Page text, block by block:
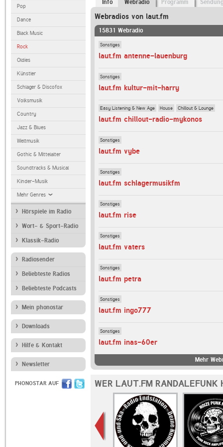
Pop
Dance
Black Music
Rock
Oldies
Künstler
Schlager & Discofox
Volksmusik
Country
Jazz & Blues
Weltmusik
Gothic & Mittelalter
Soundtracks & Musical
Kinder-Musik
Mehr Genres
Hörspiele im Radio
Wort- & Sport-Radio
Klassik-Radio
Radiosender
Beliebteste Radios
Beliebteste Podcasts
Mein phonostar
Downloads
Hilfe & Kontakt
Newsletter
PHONOSTAR AUF
Info Webradio Programm
Webradios von laut.fm
15831 Webradio
Sonstiges
laut.fm antenne-lauenburg
Sonstiges
laut.fm kultur-mit-harry
Easy Listening & New Age House Chillout & Lounge
laut.fm chillout-radio-mykonos
Sonstiges
laut.fm vybe
Sonstiges
laut.fm schlagermusikfm
Sonstiges
laut.fm rise
Sonstiges
laut.fm vaters
Sonstiges
laut.fm petra
Sonstiges
laut.fm ingo777
Sonstiges
laut.fm inas-60er
Mehr
WER LAUT.FM RANDALEFUNK